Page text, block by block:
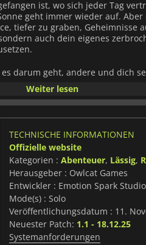
ist, wo sich jeder Tag
geht immer wieder auf.
tiefer zu graben, Geheimnisse
auch dein eigenes
darum geht, andere und dich
seine eigenen Kämpfe,
sich lebendig und
die Geschichte aus, und zwar
Das einzigartige Persönlichkeits-
entwickelt sich dein „Mind-
und Dialogoptionen,
wie die Welt dich wahrnimmt.
Herzstück von Rue Valley. Jeder
Stadt zu erkunden, neue
Manche
andere sich je nach deiner
wie eine weitere Schicht des
Wunde, die wieder geöffnet
Weiter lesen
TECHNISCHE INFORMATIONEN
Offizielle website
Kategorien : Abenteuer, Lässig,
Herausgeber : Owlcat Games
Entwickler : Emotion Spark Studio
Mode(s) : Solo
Veröffentlichungsdatum : 11.
Neuester Patch: 1.1 - 18.12.25
Systemanforderungen